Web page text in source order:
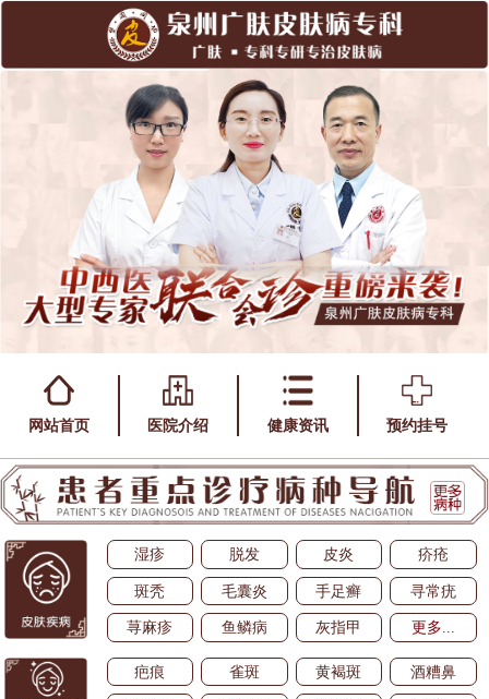
网站首页 医院介绍 健康资讯 预约挂号
湿疹 脱发 皮炎 疥疮
斑秃 毛囊炎 手足癣 寻常疣
荨麻疹 鱼鳞病 灰指甲 更多...
疤痕 雀斑 黄褐斑 酒糟鼻